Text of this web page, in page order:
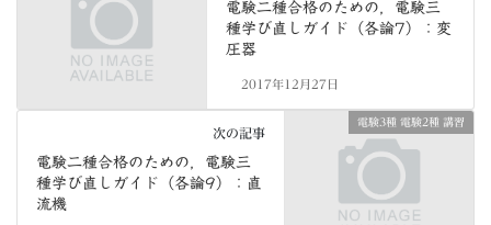
電験二種合格のための，電験三
種学び直しガイド（各論7）：変
圧器
2017年12月27日
電験3種 電験2種 講習
次の記事
電験二種合格のための，電験三
種学び直しガイド（各論9）：直
流機